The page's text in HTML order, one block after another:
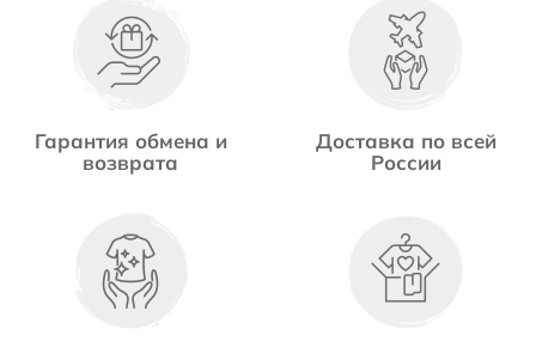
Гарантия обмена и
возврата
Доставка по всей
России